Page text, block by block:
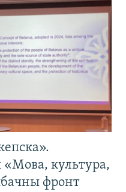
«Мова, культура,
фронт